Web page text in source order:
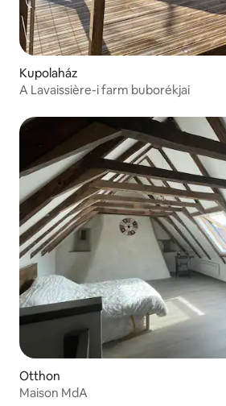
Kupolaház
A Lavaissière-i farm buborékjai
Otthon
Maison MdA